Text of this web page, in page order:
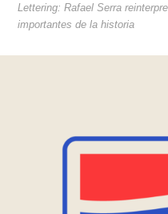
Lettering: Rafael Serra
importantes de la historia